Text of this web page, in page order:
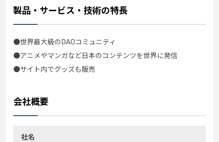
製品・サービス・技術の特長
●世界最大級のDAOコミュニティ
●アニメやマンガなど日本のコンテンツを世界に発信
●サイト内でグッズも販売
会社概要
社名